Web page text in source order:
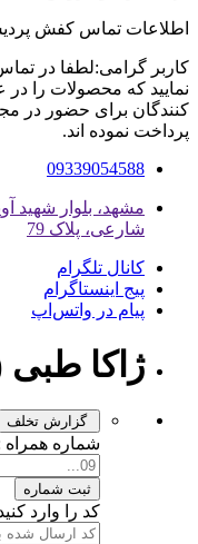
اطلاعات تماس کفش
کاربر گرامی:لطفا در
نمایید که محصولات را در
کنندگان برای حضور در
پرداخت نموده اند.
09339054588
شارعی، پلاک 79
کانال تلگرام
پیج اینستاگرام
پیام در واتس‌اپ
ژاکا طبی
گزارش تخلف
شماره همراه
ثبت شماره
کد را وارد